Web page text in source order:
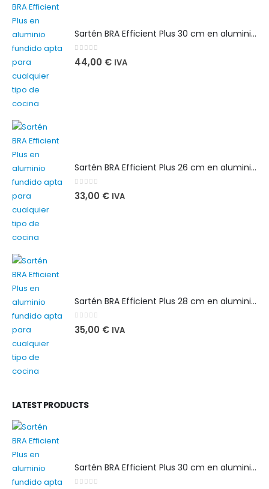
Sartén BRA Efficient Plus 30 cm en aluminio fundido apta para cualquier tipo de cocina
0out of 5
44,00 € IVA
Sartén BRA Efficient Plus 26 cm en aluminio fundido apta para cualquier tipo de cocina
0out of 5
33,00 € IVA
Sartén BRA Efficient Plus 28 cm en aluminio fundido apta para cualquier tipo de cocina
0out of 5
35,00 € IVA
LATEST PRODUCTS
Sartén BRA Efficient Plus 30 cm en aluminio fundido apta para cualquier tipo de cocina